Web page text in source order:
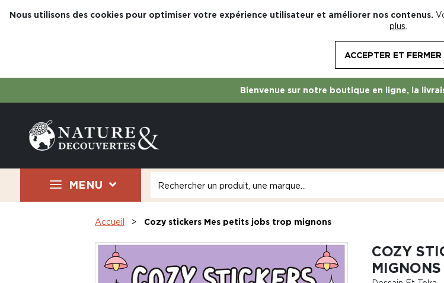
Nous utilisons des cookies pour optimiser votre expérience utilisateur et améliorer nos contenus.
plus
ACCEPTER ET FERMER
Bienvenue sur notre boutique en ligne, la
MENU
Accueil Cozy stickers Mes petits jobs trop mignons
COZY
MIGNONS